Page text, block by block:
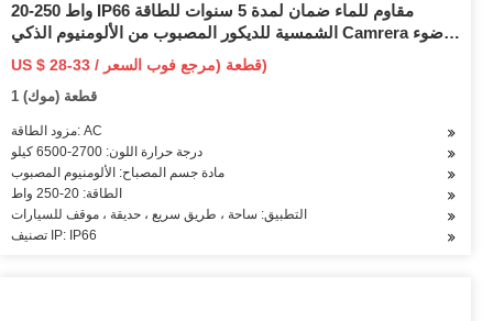
20-250 واط IP66 مقاوم للماء ضمان لمدة 5 سنوات للطاقة
الشمسية للديكور المصبوب من الألومنيوم الذكي Camrera ضوء
الفيضانات الشمسية LED إسكان إضاءة الشارع لـ Park
Manufaturer
US $ 28-33 / قطعة (مرجع فوب السعر)
1 قطعة (موك)
مزود الطاقة: AC
درجة حرارة اللون: 2700-6500 كيلو
مادة جسم المصباح: الألومنيوم المصبوب
الطاقة: 20-250 واط
التطبيق: ساحة ، طريق سريع ، حديقة ، موقف للسيارات
تصنيف IP: IP66